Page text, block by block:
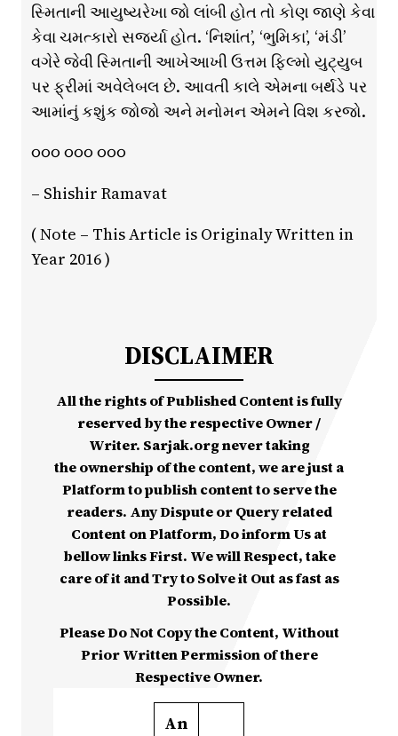
સ્મિતાની આયુષ્યરેખા જો લાંબી હોત તો કોણ જાણે કેવા
કેવા ચમત્કારો સર્જ્યા હોત. ‘નિશાંત’, ‘ભુમિકા’, ‘મંડી’
વગેરે જેવી સ્મિતાની આખેઆખી ઉત્તમ ફિલ્મો યુટ્યુબ
પર ફ્રીમાં અવેલેબલ છે. આવતી કાલે એમના બર્થડે પર
આમાંનું કશુંક જોજો અને મનોમન એમને વિશ કરજો.
૦૦૦ ૦૦૦ ૦૦૦
– Shishir Ramavat
( Note – This Article is Originaly Written in
Year 2016 )
DISCLAIMER
All the rights of Published Content is fully
reserved by the respective Owner /
Writer. Sarjak.org never taking
the ownership of the content, we are just a
Platform to publish content to serve the
readers. Any Dispute or Query related
Content on Platform, Do inform Us at
bellow links First. We will Respect, take
care of it and Try to Solve it Out as fast as
Possible.
Please Do Not Copy the Content, Without
Prior Written Permission of there
Respective Owner.
An